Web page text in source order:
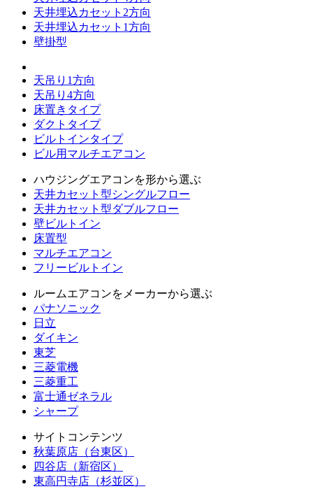
天井埋込カセット2方向
天井埋込カセット1方向
壁掛型
天吊り1方向
天吊り4方向
床置きタイプ
ダクトタイプ
ビルトインタイプ
ビル用マルチエアコン
ハウジングエアコンを形から選ぶ
天井カセット型シングルフロー
天井カセット型ダブルフロー
壁ビルトイン
床置型
マルチエアコン
フリービルトイン
ルームエアコンをメーカーから選ぶ
パナソニック
日立
ダイキン
東芝
三菱電機
三菱重工
富士通ゼネラル
シャープ
サイトコンテンツ
秋葉原店（台東区）
四谷店（新宿区）
東高円寺店（杉並区）